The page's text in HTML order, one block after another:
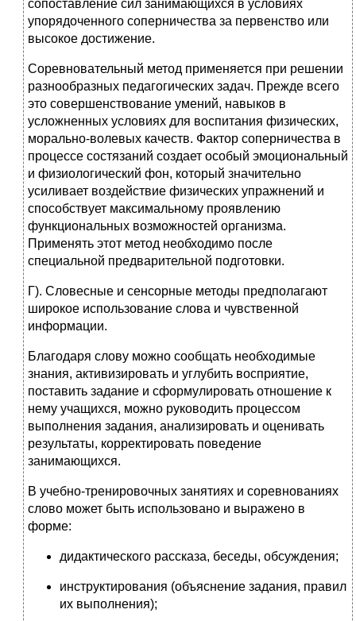
сопоставление сил занимающихся в условиях
упорядоченного соперничества за первенство или
высокое достижение.
Соревновательный метод применяется при решении
разнообразных педагогических задач. Прежде всего
это совершенствование умений, навыков в
усложненных условиях для воспитания физических,
морально-волевых качеств. Фактор соперничества в
процессе состязаний создает особый эмоциональный
и физиологический фон, который значительно
усиливает воздействие физических упражнений и
способствует максимальному проявлению
функциональных возможностей организма.
Применять этот метод необходимо после
специальной предварительной подготовки.
Г). Словесные и сенсорные методы предполагают
широкое использование слова и чувственной
информации.
Благодаря слову можно сообщать необходимые
знания, активизировать и углубить восприятие,
поставить задание и сформулировать отношение к
нему учащихся, можно руководить процессом
выполнения задания, анализировать и оценивать
результаты, корректировать поведение
занимающихся.
В учебно-тренировочных занятиях и соревнованиях
слово может быть использовано и выражено в
форме:
дидактического рассказа, беседы, обсуждения;
инструктирования (объяснение задания, правил
их выполнения);